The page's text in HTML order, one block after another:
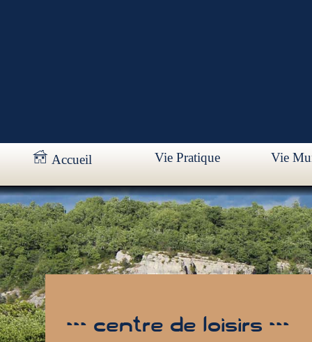
Accueil Vie Pratique Vie
--- centre de loisirs ---